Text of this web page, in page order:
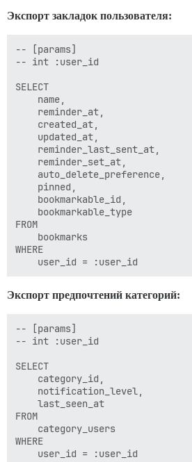
Экспорт закладок пользователя:
-- [params]
-- int :user_id
SELECT
    name,
    reminder_at,
    created_at,
    updated_at,
    reminder_last_sent_at,
    reminder_set_at,
    auto_delete_preference,
    pinned,
    bookmarkable_id,
    bookmarkable_type
FROM
    bookmarks
WHERE
Экспорт предпочтений категорий:
-- [params]
-- int :user_id
SELECT
    category_id,
    notification_level,
    last_seen_at
FROM
    category_users
WHERE